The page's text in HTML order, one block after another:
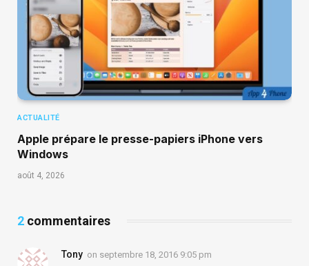
ACTUALITÉ
Apple prépare le presse-papiers iPhone vers
Windows
août 4, 2026
2 commentaires
Tony on septembre 18, 2016 9:05 pm